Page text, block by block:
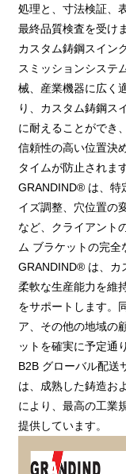
処理と、寸法検証、
最終品質検査を受け
カスタム鋳鋼スイン
スミッションシステ
械、産業機器に広く
り、カスタム鋳鋼ス
に耐えることができ
信頼性の高い位置決
タイムが防止されます
GRANDIND® は、特
イズ調整、穴位置の
など、クライアント
ム ブラケットの完全
GRANDIND® は、カ
柔軟な生産能力を維
をサポートします。
ア、その他の地域の
ットを確実に予定通
B2B グローバル配送
は、成熟した鋳造お
により、最高の工業
提供しています。